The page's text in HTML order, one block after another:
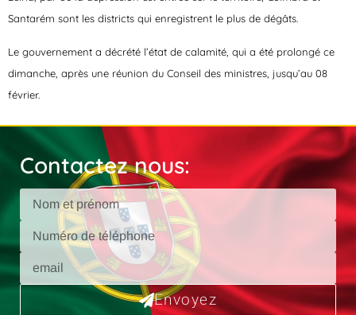
Santarém sont les districts qui enregistrent le plus de dégâts.
Le gouvernement a décrété l’état de calamité, qui a été prolongé ce
dimanche, après une réunion du Conseil des ministres, jusqu’au 08
février.
Contactez nous:
Envoyez